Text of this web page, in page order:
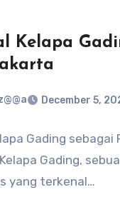
Kelapa
December 5,
Gading
Gading,
yang terkenal…